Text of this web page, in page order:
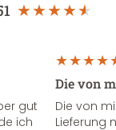
gut
ich
Die von
Die von
Lieferung